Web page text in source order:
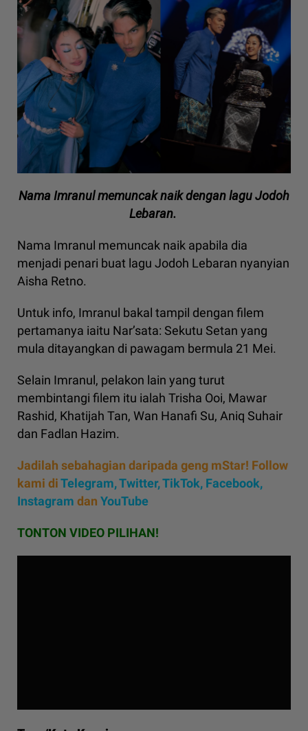
Nama Imranul memuncak naik dengan lagu Jodoh
Lebaran.
Nama Imranul memuncak naik apabila dia
menjadi penari buat lagu Jodoh Lebaran nyanyian
Aisha Retno.
Untuk info, Imranul bakal tampil dengan filem
pertamanya iaitu Nar’sata: Sekutu Setan yang
mula ditayangkan di pawagam bermula 21 Mei.
Selain Imranul, pelakon lain yang turut
membintangi filem itu ialah Trisha Ooi, Mawar
Rashid, Khatijah Tan, Wan Hanafi Su, Aniq Suhair
dan Fadlan Hazim.
Jadilah sebahagian daripada geng mStar! Follow
kami diTelegram,Twitter,TikTok, Facebook,
Instagram dan YouTube
TONTON VIDEO PILIHAN!